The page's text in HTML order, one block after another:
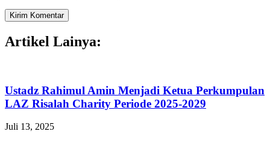
Artikel Lainya:
Ustadz Rahimul Amin Menjadi Ketua Perkumpulan
LAZ Risalah Charity Periode 2025-2029
Juli 13, 2025